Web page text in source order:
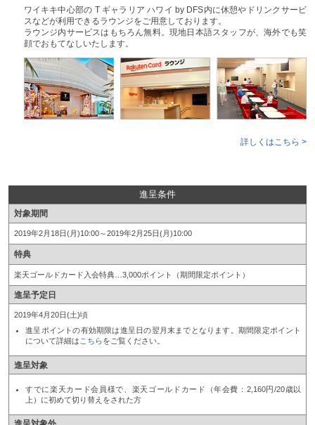
ワイキキ中心部の T ギャラリア ハワイ by DFS内に休憩やドリンクサービ
スなどが利用できるラウンジをご用意しております。
ラウンジ内サービスはもちろん無料。現地日本語スタッフが、海外でも笑
顔でおもてなしいたします。
詳しくはこちら >
進呈条件
対象期間
2019年2月18日(月)10:00～2019年2月25日(月)10:00
特典
楽天ゴールドカード入会特典…3,000ポイント（期間限定ポイント）
進呈予定日
2019年4月20日(土)頃
進呈ポイントの有効期限は進呈日の翌月末までとなります。期間限定ポイント
について詳細は こちらをご覧ください。
進呈対象
すでに楽天カード会員様で、楽天ゴールドカード（年会費：2,160円/20歳以
上）に初めて切り替えをされた方